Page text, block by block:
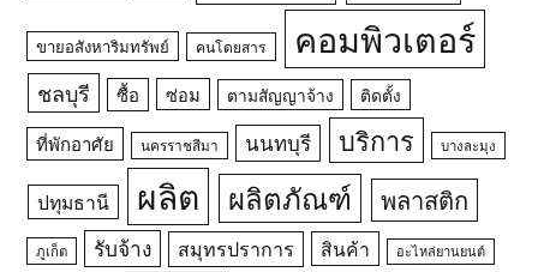
ขายอสังหาริมทรัพย์ คนโดยสาร คอมพิวเตอร์
ชลบุรี ซื้อ ซ่อม ตามสัญญาจ้าง ติดตั้ง
ที่พักอาศัย นครราชสีมา นนทบุรี บริการ บางละมุง
ปทุมธานี ผลิต ผลิตภัณฑ์ พลาสติก
ภูเก็ต รับจ้าง สมุทรปราการ สินค้า อะไหล่ยานยนต์